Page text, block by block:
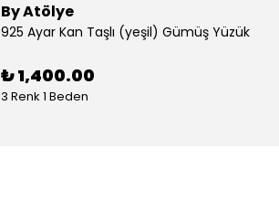
By Atölye
925 Ayar Kan Taşlı (yeşil) Gümüş Yüzük
₺ 1,400.00
3 Renk 1 Beden